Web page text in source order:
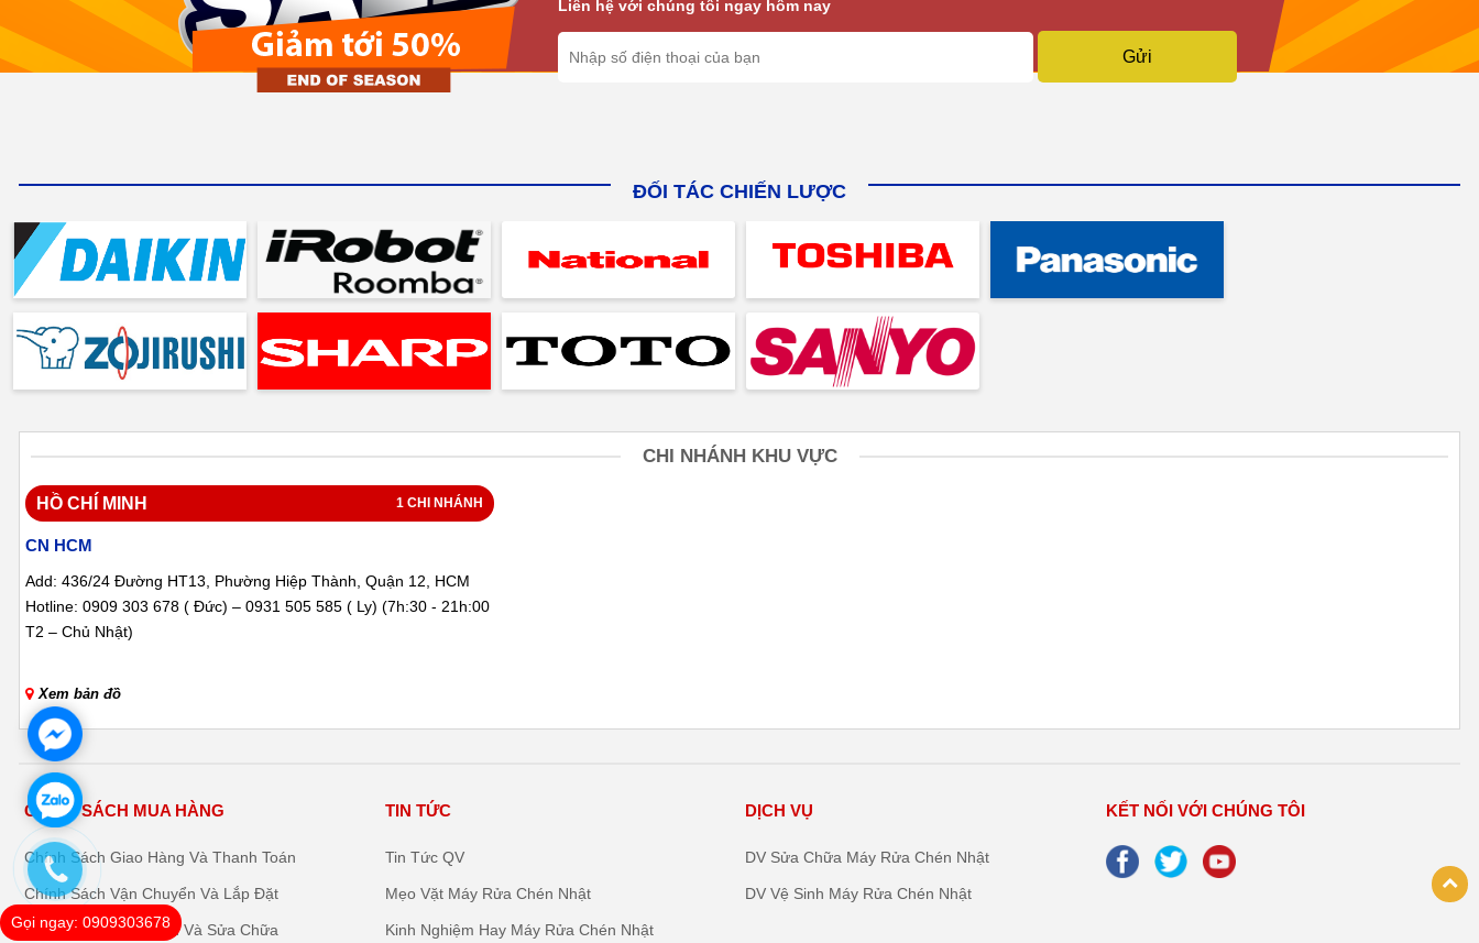
Liên hệ với chúng tôi ngay hôm nay
ĐỐI TÁC CHIẾN LƯỢC
CHI NHÁNH KHU VỰC
HỒ CHÍ MINH 1 CHI NHÁNH
CN HCM
Add: 436/24 Đường HT13, Phường Hiệp Thành, Quận 12, HCM
Hotline: 0909 303 678 ( Đức) – 0931 505 585 ( Ly) (7h:30 - 21h:00
T2 – Chủ Nhật)
Xem bản đồ
CHÍNH SÁCH MUA HÀNG
Chính Sách Giao Hàng Và Thanh Toán
Chính Sách Vận Chuyển Và Lắp Đặt
Chính Sách Bảo Hành Và Sửa Chữa
TIN TỨC
Tin Tức QV
Mẹo Vặt Máy Rửa Chén Nhật
Kinh Nghiệm Hay Máy Rửa Chén Nhật
DỊCH VỤ
DV Sửa Chữa Máy Rửa Chén Nhật
DV Vệ Sinh Máy Rửa Chén Nhật
KẾT NỐI VỚI CHÚNG TÔI
Gọi ngay: 0909303678